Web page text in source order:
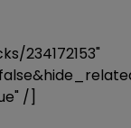
234172153"
/]